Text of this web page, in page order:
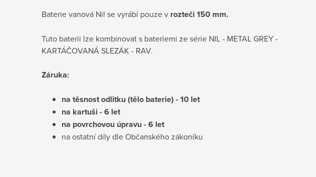
Baterie vanová Nil se vyrábí pouze v rozteči 150 mm.
Tuto baterii lze kombinovat s bateriemi ze série NIL - METAL GREY -
KARTÁČOVANÁ SLEZÁK - RAV.
Záruka:
na těsnost odlitku (tělo baterie) - 10 let
na kartuši - 6 let
na povrchovou úpravu - 6 let
na ostatní díly dle Občanského zákoníku